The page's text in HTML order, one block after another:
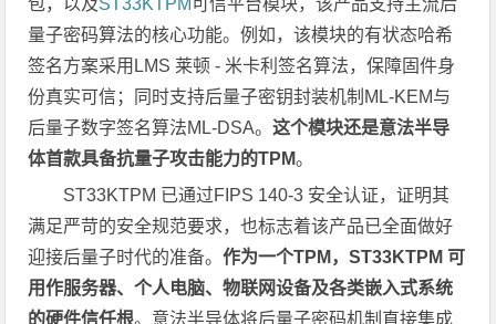
量子密码算法的核心功能。例如，该模块的有状态哈希
签名方案采用LMS 莱顿 - 米卡利签名算法，保障固件身
份真实可信；同时支持后量子密钥封装机制ML-KEM与
后量子数字签名算法ML-DSA。这个模块还是意法半导
体首款具备抗量子攻击能力的TPM。
ST33KTPM 已通过FIPS 140-3 安全认证，证明其
满足严苛的安全规范要求，也标志着该产品已全面做好
迎接后量子时代的准备。作为一个TPM，ST33KTPM 可
用作服务器、个人电脑、物联网设备及各类嵌入式系统
的硬件信任根。意法半导体将后量子密码机制直接集成